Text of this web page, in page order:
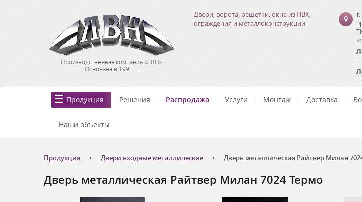
Производственная компания «ЛВН»
Основана в 1991 г.
Двери, ворота, решетки, окна из ПВХ,
ограждения и металлоконструкции
Продукция Решения Распродажа Услуги Монтаж Доставка
Наши объекты
Продукция Двери входные металлические Дверь металлическая Райтвер Милан
Дверь металлическая Райтвер Милан 7024 Термо